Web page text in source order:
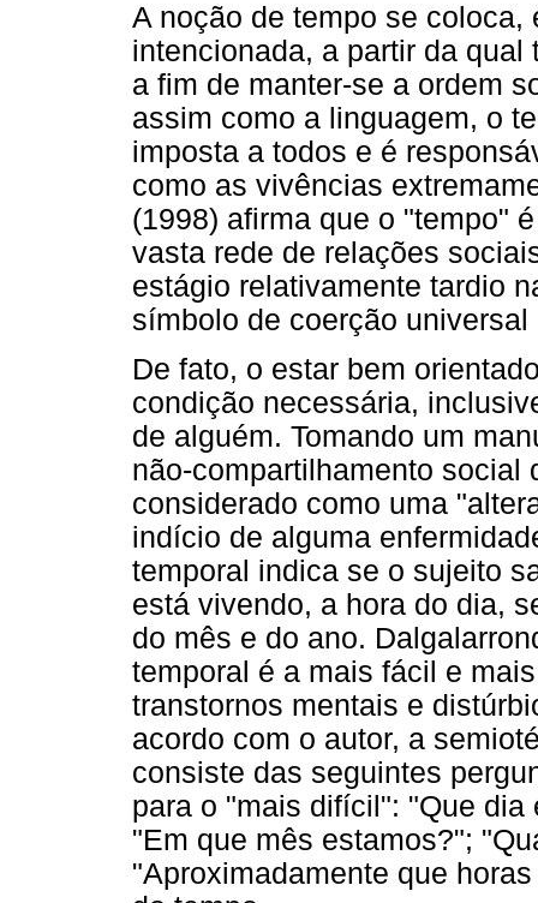
A noção de tempo se
intencionada, a partir da
a fim de manter-se a ordem
assim como a linguagem, o
imposta a todos e é
como as vivências
(1998) afirma que o "tempo"
vasta rede de relações
estágio relativamente tardio
símbolo de coerção
De fato, o estar bem
condição necessária,
de alguém. Tomando um
não-compartilhamento social
considerado como uma
indício de alguma
temporal indica se o sujeito
está vivendo, a hora do dia,
do mês e do ano.
temporal é a mais fácil e
transtornos mentais e
acordo com o autor, a
consiste das seguintes
para o "mais difícil": "Que
"Em que mês estamos?";
"Aproximadamente que